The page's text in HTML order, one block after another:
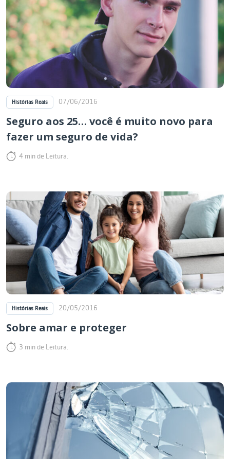
Histórias Reais 07/06/2016
Seguro aos 25… você é muito novo para
fazer um seguro de vida?
4 min de Leitura.
Histórias Reais 20/05/2016
Sobre amar e proteger
3 min de Leitura.